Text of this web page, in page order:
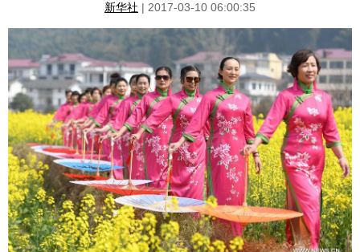
الاقتصاد
العلوم والصحة الثقافة والتعليم
الرياضة السياحة والبيئة
مؤتمر صحفى للخارجية الصور
新华社 | 2017-03-10 06:00:35